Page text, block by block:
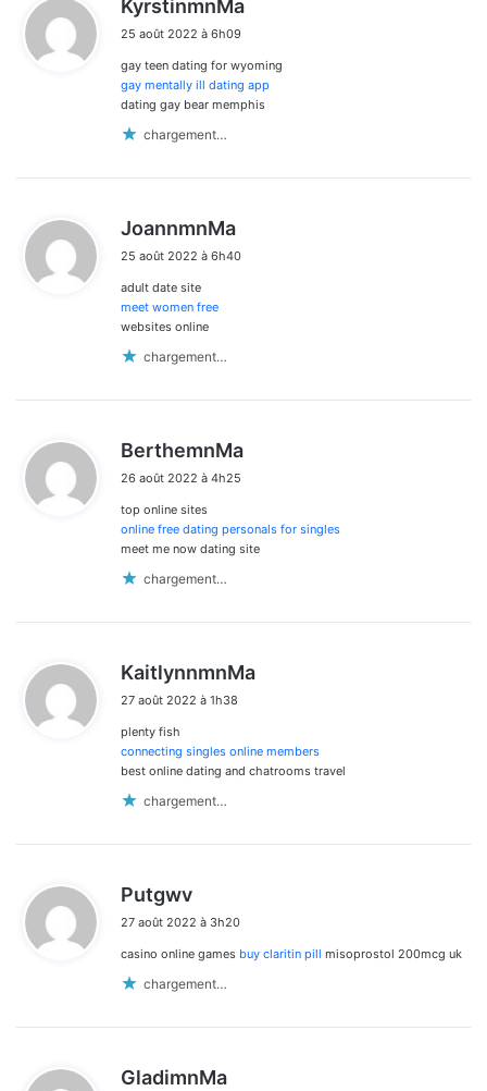
KyrstinmnMa
25 août 2022 à 6h09
gay teen dating for wyoming
gay mentally ill dating app
dating gay bear memphis
chargement…
JoannmnMa
t
25 août 2022 à 6h40
adult date site
meet women free
websites online
chargement…
BerthemnMa
:
26 août 2022 à 4h25
top online sites
online free dating personals for singles
meet me now dating site
chargement…
KaitlynnmnMa
:
27 août 2022 à 1h38
plenty fish
connecting singles online members
best online dating and chatrooms travel
chargement…
Putgwv
t
27 août 2022 à 3h20
casino online games buy claritin pill misoprostol 200mcg uk
chargement…
GladimnMa